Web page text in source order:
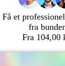
Få et
fra
Fra 104,00